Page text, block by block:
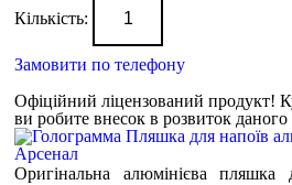
Кількість:
Замовити по телефону
Офіційний ліцензований продукт!
ви робите внесок в розвиток
Оригінальна алюмінієва